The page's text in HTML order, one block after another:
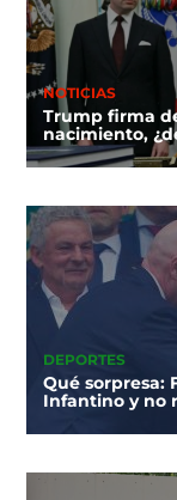
NOTICIAS
Trump firma
nacimiento,
DEPORTES
Qué sorpresa:
Infantino y no